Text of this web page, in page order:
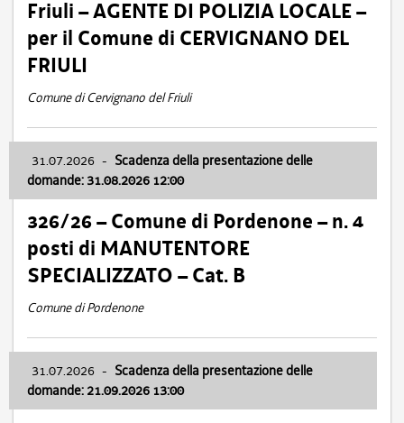
Friuli – AGENTE DI POLIZIA LOCALE –
per il Comune di CERVIGNANO DEL
FRIULI
Comune di Cervignano del Friuli
31.07.2026 - Scadenza della presentazione delle
domande: 31.08.2026 12:00
326/26 – Comune di Pordenone – n. 4
posti di MANUTENTORE
SPECIALIZZATO – Cat. B
Comune di Pordenone
31.07.2026 - Scadenza della presentazione delle
domande: 21.09.2026 13:00